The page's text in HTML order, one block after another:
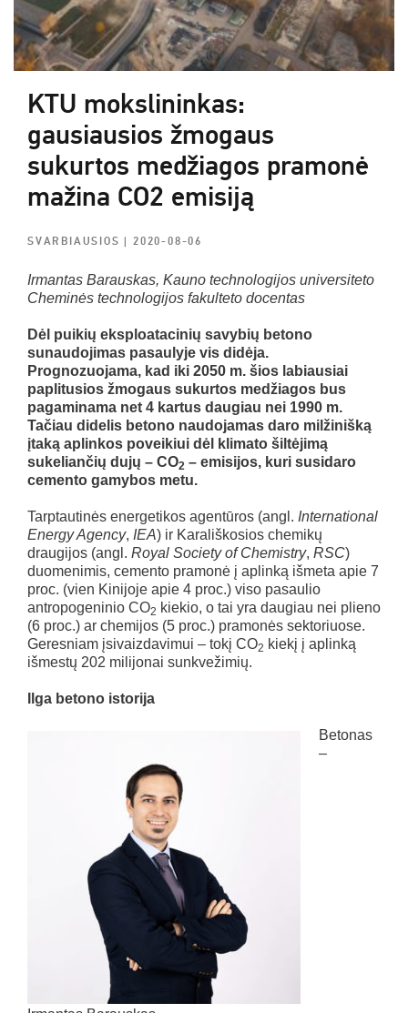
KTU mokslininkas:
gausiausios žmogaus
sukurtos medžiagos pramonė
mažina CO2 emisiją
SVARBIAUSIOS| 2020-08-06
Irmantas Barauskas, Kauno technologijos universiteto
Cheminės technologijos fakulteto docentas
Dėl puikių eksploatacinių savybių betono
sunaudojimas pasaulyje vis didėja.
Prognozuojama, kad iki 2050 m. šios labiausiai
paplitusios žmogaus sukurtos medžiagos bus
pagaminama net 4 kartus daugiau nei 1990 m.
Tačiau didelis betono naudojamas daro milžinišką
įtaką aplinkos poveikiui dėl klimato šiltėjimą
sukeliančių dujų – CO2 – emisijos, kuri susidaro
cemento gamybos metu.
Tarptautinės energetikos agentūros (angl. International
Energy Agency, IEA) ir Karališkosios chemikų
draugijos (angl. Royal Society of Chemistry, RSC)
duomenimis, cemento pramonė į aplinką išmeta apie 7
proc. (vien Kinijoje apie 4 proc.) viso pasaulio
antropogeninio CO2 kiekio, o tai yra daugiau nei plieno
(6 proc.) ar chemijos (5 proc.) pramonės sektoriuose.
Geresniam įsivaizdavimui – tokį CO2 kiekį į aplinką
išmestų 202 milijonai sunkvežimių.
Ilga betono istorija
Betonas
–